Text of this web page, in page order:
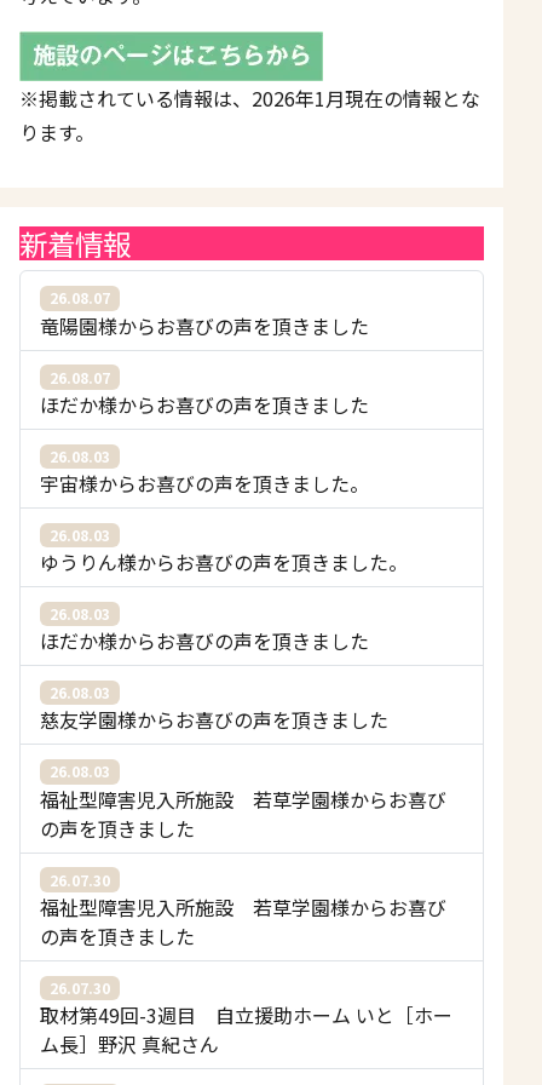
※掲載されている情報は、2026年1月現在の情報とな
ります。
新着情報
26.08.07
竜陽園様からお喜びの声を頂きました
26.08.07
ほだか様からお喜びの声を頂きました
26.08.03
宇宙様からお喜びの声を頂きました。
26.08.03
ゆうりん様からお喜びの声を頂きました。
26.08.03
ほだか様からお喜びの声を頂きました
26.08.03
慈友学園様からお喜びの声を頂きました
26.08.03
福祉型障害児入所施設 若草学園様からお喜び
の声を頂きました
26.07.30
福祉型障害児入所施設 若草学園様からお喜び
の声を頂きました
26.07.30
取材第49回-3週目 自立援助ホーム いと［ホー
ム長］野沢 真紀さん